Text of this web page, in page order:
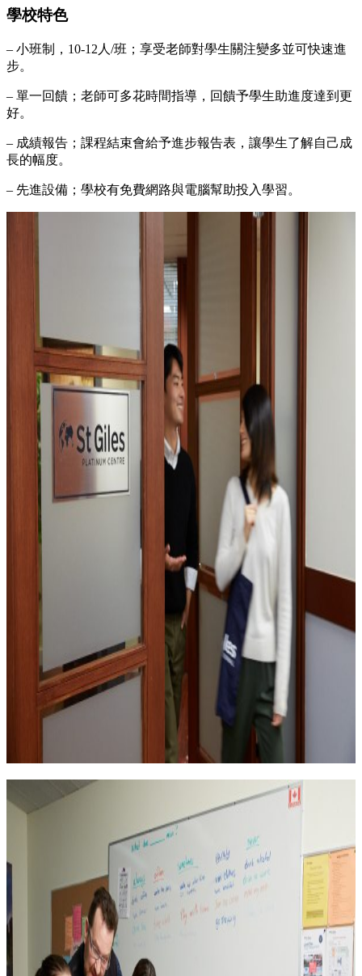
學校特色
– 小班制，10-12人/班；享受老師對學生關注變多並可快速進
步。
– 單一回饋；老師可多花時間指導，回饋予學生助進度達到更
好。
– 成績報告；課程結束會給予進步報告表，讓學生了解自己成
長的幅度。
– 先進設備；學校有免費網路與電腦幫助投入學習。